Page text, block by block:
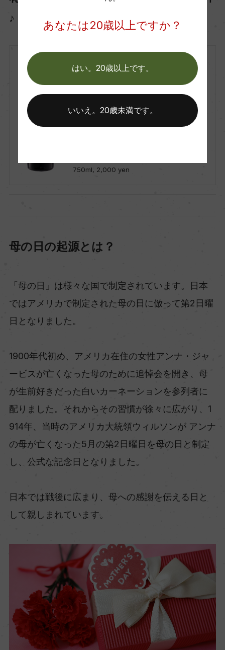
♪
Cooperativa Agraria Santa Quiteria
コオペラティーバ・アグラリア・サンタ・
750ml, 2,000 yen
母の日の起源とは？
「母の日」は様々な国で制定されています。日本
ではアメリカで制定された母の日に倣って第2日曜
日となりました。
1900年代初め、アメリカ在住の女性アンナ・ジャ
ービスが亡くなった母のために追悼会を開き、母
が生前好きだった白いカーネーションを参列者に
配りました。それからその習慣が徐々に広がり、1
914年、当時のアメリカ大統領ウィルソンが アンナ
の母が亡くなった5月の第2日曜日を母の日と制定
し、公式な記念日となりました。⁠
日本では戦後に広まり、母への感謝を伝える日と
して親しまれています。
あなたは20歳以上ですか？
はい。20歳以上です。
いいえ。20歳未満です。